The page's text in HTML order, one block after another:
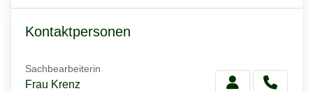
Kontaktpersonen
Sachbearbeiterin
Frau Krenz